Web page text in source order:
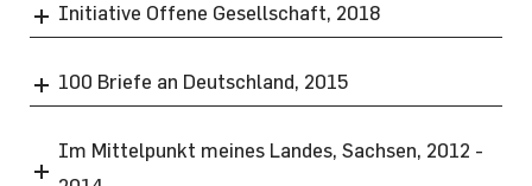
Initiative Offene Gesellschaft, 2018
100 Briefe an Deutschland, 2015
Im Mittelpunkt meines Landes, Sachsen, 2012 -